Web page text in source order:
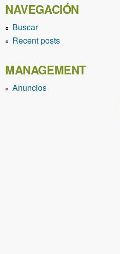
NAVEGACIÓN
Buscar
Recent posts
MANAGEMENT
Anuncios